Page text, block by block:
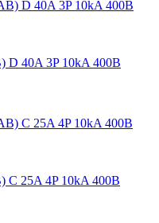
D 40A 3P 10kA 400В
C 25A 4P 10kA 400В